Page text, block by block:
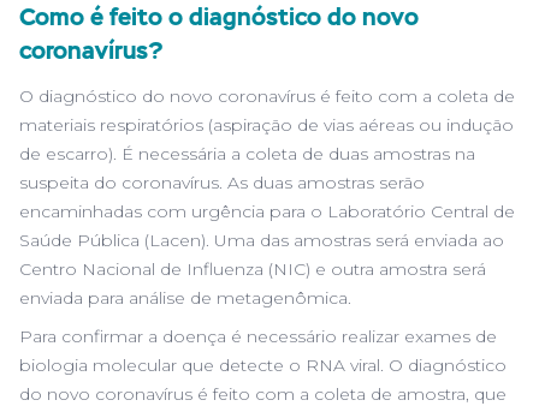
Como é feito o diagnóstico do novo
coronavírus?
O diagnóstico do novo coronavírus é feito com a coleta de
materiais respiratórios (aspiração de vias aéreas ou indução
de escarro). É necessária a coleta de duas amostras na
suspeita do coronavírus. As duas amostras serão
encaminhadas com urgência para o Laboratório Central de
Saúde Pública (Lacen). Uma das amostras será enviada ao
Centro Nacional de Influenza (NIC) e outra amostra será
enviada para análise de metagenômica.
Para confirmar a doença é necessário realizar exames de
biologia molecular que detecte o RNA viral. O diagnóstico
do novo coronavírus é feito com a coleta de amostra, que